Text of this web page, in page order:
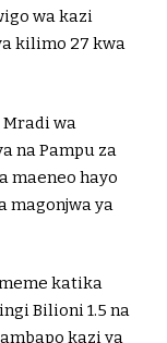
wa kazi
kilimo 27 kwa
wa
na Pampu za
maeneo hayo
magonjwa ya
katika
Bilioni 1.5 na
kazi ya